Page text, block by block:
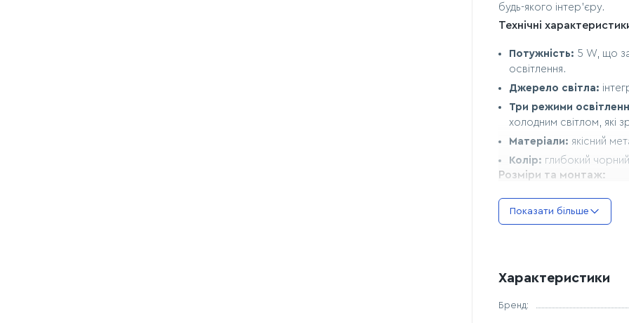
будь-якого інтер'єру.
Технічні
Потужність: 5 W, що
освітлення.
Джерело світла:
Три режими
холодним світлом, які
Матеріали: якісний
Колір: глибокий
Розміри та монтаж:
Габарити світильника:
Переваги моделі:
Показати більше
Характеристики
Бренд: